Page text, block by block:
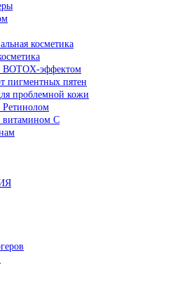
косметика
BOTOX-эффектом
пигментных пятен
проблемной кожи
Ретинолом
витамином С